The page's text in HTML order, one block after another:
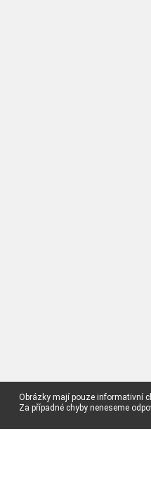
Obrázky mají pouze informativní
Za případné chyby neneseme